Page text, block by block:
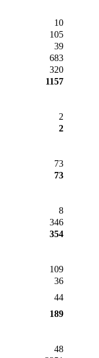
10
105
39
683
320
1157
2
2
73
73
8
346
354
109
36
44
189
48